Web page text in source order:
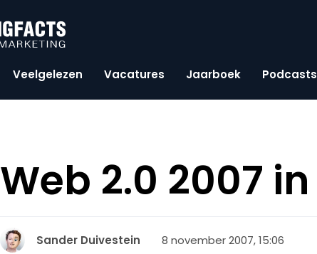
Veelgelezen Vacatures Jaarboek Podcasts
Web 2.0 2007
Sander Duivestein 8 november 2007, 15:06